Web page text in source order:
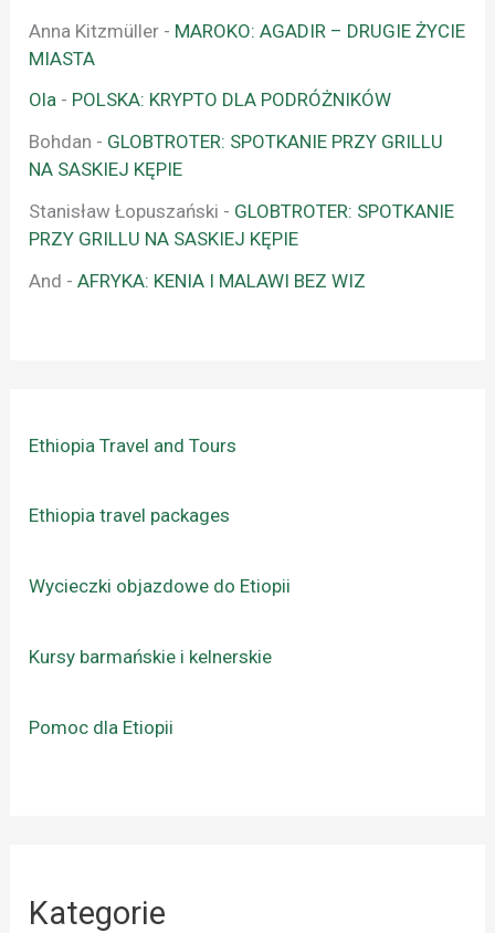
Anna Kitzmüller - MAROKO: AGADIR – DRUGIE ŻYCIE
MIASTA
Ola - POLSKA: KRYPTO DLA PODRÓŻNIKÓW
Bohdan - GLOBTROTER: SPOTKANIE PRZY GRILLU
NA SASKIEJ KĘPIE
Stanisław Łopuszański - GLOBTROTER: SPOTKANIE
PRZY GRILLU NA SASKIEJ KĘPIE
And -AFRYKA: KENIA I MALAWI BEZ WIZ
Ethiopia Travel and Tours
Ethiopia travel packages
Wycieczki objazdowe do Etiopii
Kursy barmańskie i kelnerskie
Pomoc dla Etiopii
Kategorie